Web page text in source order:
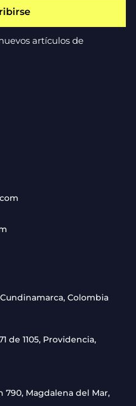
artículos de
Colombia
de 1105, Providencia,
790, Magdalena del Mar,